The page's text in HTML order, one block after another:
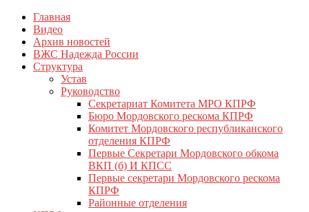
Перейти
содержимому
КПРФ Мордовия
Мордовское Региональное отделение КПРФ
Главная
Видео
Архив новостей
ВЖС Надежда России
Структура
Устав
Руководство
Секретариат Комитета МРО КПРФ
Бюро Мордовского рескома КПРФ
Комитет Мордовского республиканского
отделения КПРФ
Первые Секретари Мордовского обкома
ВКП (б) И КПСС
Первые секретари Мордовского рескома
КПРФ
Районные отделения